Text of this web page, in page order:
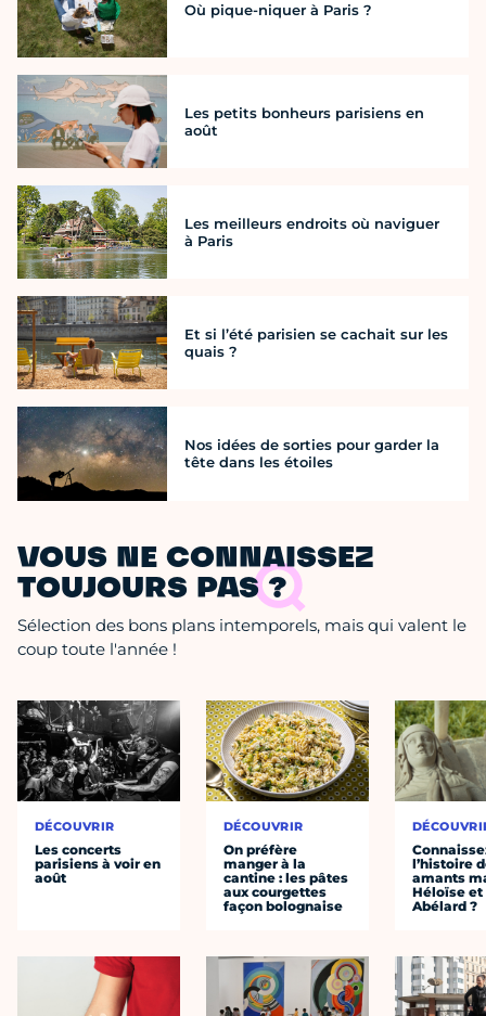
Où pique-niquer à Paris ?
Les petits bonheurs parisiens en
août
Les meilleurs endroits où naviguer
à Paris
Et si l’été parisien se cachait sur les
quais ?
Nos idées de sorties pour garder la
tête dans les étoiles
VOUS NE CONNAISSEZ
TOUJOURS PAS ?
Sélection des bons plans intemporels, mais qui valent le
coup toute l'année !
DÉCOUVRIR
Les concerts
parisiens à voir en
août
DÉCOUVRIR
On préfère
manger à la
cantine : les pâtes
aux courgettes
façon bolognaise
l’histoire
amants
Héloïse et
Abélard ?